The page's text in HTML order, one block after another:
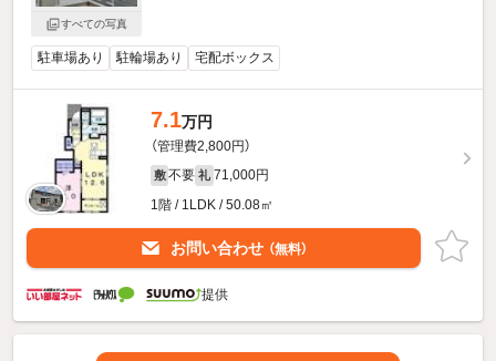
すべての写真
駐車場あり 駐輪場あり 宅配ボックス
7.1万円
（管理費2,800円）
敷 不要 礼 71,000円
1階 / 1LDK / 50.08㎡
お問い合わせ （無料）
提供